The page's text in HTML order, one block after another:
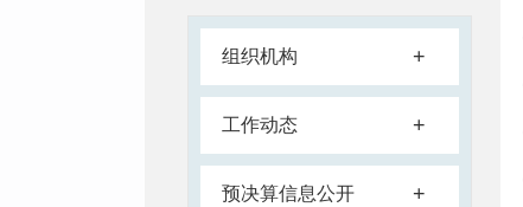
组织机构 +
工作动态 +
预决算信息公开 +